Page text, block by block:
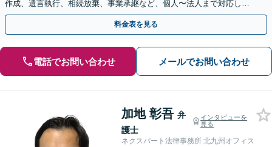
作成、遺言執行、相続放棄、事業承継など、個人〜法人まで対応しま
す。関連士業との連携でワンストップ解決！
料金表を見る
電話でお問い合わせ メールでお問い合わせ
加地 彰吾 弁
護士
インタビューを
見る
ネクスパート法律事務所 北九州オフィス